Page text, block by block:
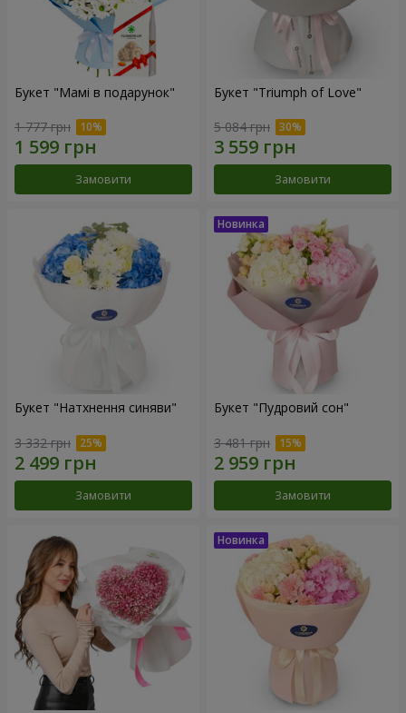
Букет "Мамі в подарунок"
1 777 грн
Замовити
Букет "Triumph of Love"
5 084 грн
Замовити
Букет "Натхнення синяви"
3 332 грн
Замовити
Букет "Пудровий сон"
3 481 грн
Замовити